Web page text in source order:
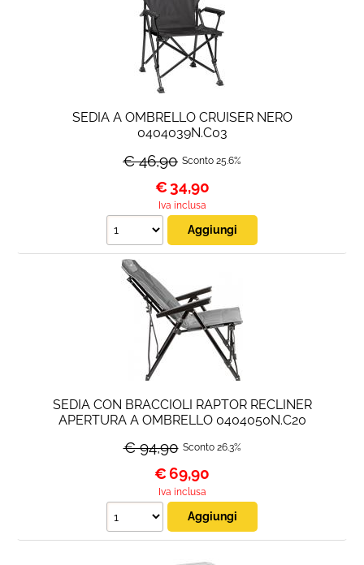
SEDIA A OMBRELLO CRUISER NERO
0404039N.C03
€ 46,90 Sconto 25.6%
€ 34,90
Iva inclusa
SEDIA CON BRACCIOLI RAPTOR RECLINER
APERTURA A OMBRELLO 0404050N.C20
€ 94,90 Sconto 26.3%
€69,90
Iva inclusa